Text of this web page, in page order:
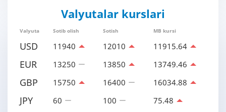
Valyutalar kurslari
Valyuta Sotib olish Sotish MB kursi
USD 11940 12010 11915.64
EUR 13250 13850 13749.46
GBP 15750 16400 16034.88
JPY 60 100 75.48